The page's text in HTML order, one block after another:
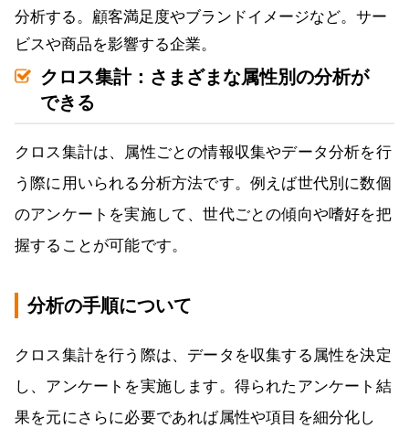
分析する。顧客満足度やブランドイメージなど。サー
ビスや商品を影響する企業。
クロス集計：さまざまな属性別の分析が
できる
クロス集計は、属性ごとの情報収集やデータ分析を行
う際に用いられる分析方法です。例えば世代別に数個
のアンケートを実施して、世代ごとの傾向や嗜好を把
握することが可能です。
分析の手順について
クロス集計を行う際は、データを収集する属性を決定
し、アンケートを実施します。得られたアンケート結
果を元にさらに必要であれば属性や項目を細分化し